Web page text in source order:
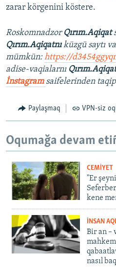
zarar körgenini köstere.
Roskomnadzor Qırım.Aqiqat
Qırım.Aqiqatnıküzgü saytı
mümkün:https://
adise-vaqialarnı
İnstagram saifelerinden
Paylaşmaq VPN-siz
Oqumağa devam
CEMİYET
"Er
kene
İNSAN
Bir an –
nasıl